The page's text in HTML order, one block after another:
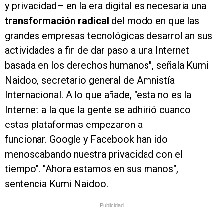
y privacidad– en la era digital es necesaria una
transformación radical del modo en que las
grandes empresas tecnológicas desarrollan sus
actividades a fin de dar paso a una Internet
basada en los derechos humanos", señala Kumi
Naidoo, secretario general de Amnistía
Internacional. A lo que añade, "esta no es la
Internet a la que la gente se adhirió cuando
estas plataformas empezaron a
funcionar. Google y Facebook han ido
menoscabando nuestra privacidad con el
tiempo". "Ahora estamos en sus manos",
sentencia Kumi Naidoo.
Publicidad